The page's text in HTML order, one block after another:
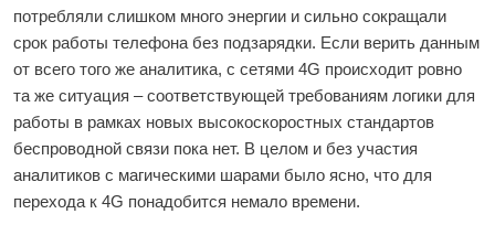
потребляли слишком много энергии и сильно сокращали
срок работы телефона без подзарядки. Если верить данным
от всего того же аналитика, с сетями 4G происходит ровно
та же ситуация – соответствующей требованиям логики для
работы в рамках новых высокоскоростных стандартов
беспроводной связи пока нет. В целом и без участия
аналитиков с магическими шарами было ясно, что для
перехода к 4G понадобится немало времени.